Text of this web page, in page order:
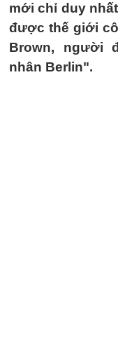
mới chỉ duy
được thế giới
Brown, người
nhân Berlin".